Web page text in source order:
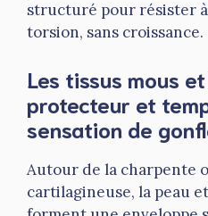
structuré pour résister
torsion, sans croissance.
Les tissus mous
protecteur et
sensation de
Autour de la charpente
cartilagineuse, la peau